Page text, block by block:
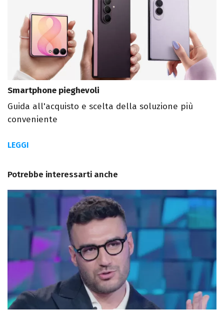
Smartphone pieghevoli
Guida all'acquisto e scelta della soluzione più
conveniente
LEGGI
Potrebbe interessarti anche